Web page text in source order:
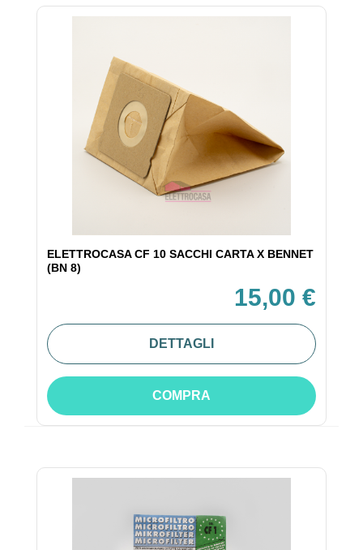
ELETTROCASA CF 10 SACCHI CARTA X BENNET
(BN 8)
15,00 €
DETTAGLI
COMPRA